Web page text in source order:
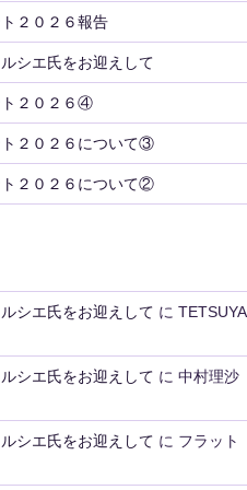
２０２６報告
シエ氏をお迎えして
ト２０２６④
ト２０２６について③
ト２０２６について②
シエ氏をお迎えして に TETSUYA
シエ氏をお迎えして に 中村理沙
シエ氏をお迎えして に フラット